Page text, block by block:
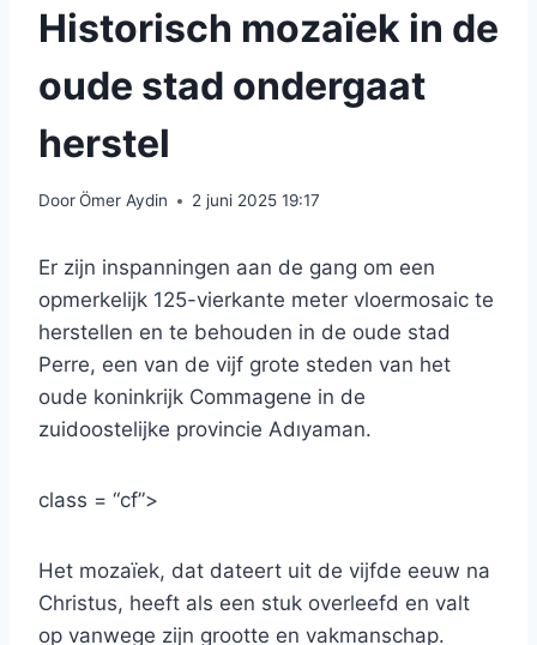
Historisch mozaïek in de
oude stad ondergaat
herstel
DoorÖmer Aydin 2 juni 2025 19:17
Er zijn inspanningen aan de gang om een ​​
opmerkelijk 125-vierkante meter vloermosaic te
herstellen en te behouden in de oude stad
Perre, een van de vijf grote steden van het
oude koninkrijk Commagene in de
zuidoostelijke provincie Adıyaman.
class = “cf”>
Het mozaïek, dat dateert uit de vijfde eeuw na
Christus, heeft als een stuk overleefd en valt
op vanwege zijn grootte en vakmanschap.